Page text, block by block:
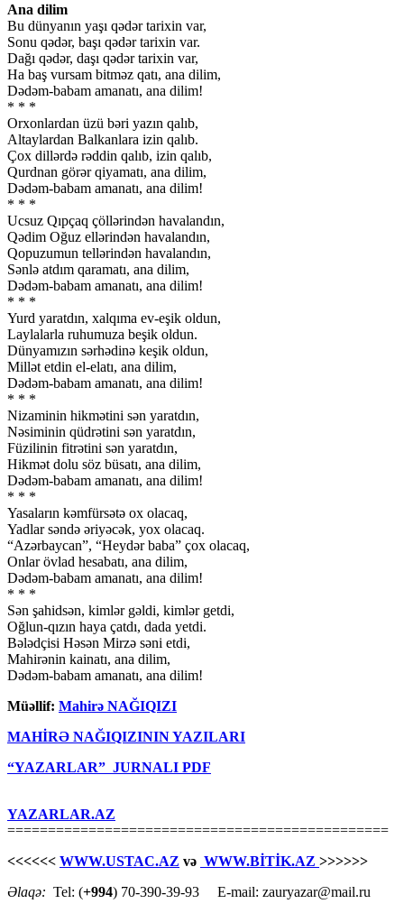
Ana dilim
Bu dünyanın yaşı qədər tarixin var,
Sonu qədər, başı qədər tarixin var.
Dağı qədər, daşı qədər tarixin var,
Ha baş vursam bitməz qatı, ana dilim,
Dədəm-babam amanatı, ana dilim!
* * *
Orxonlardan üzü bəri yazın qalıb,
Altaylardan Balkanlara izin qalıb.
Çox dillərdə rəddin qalıb, izin qalıb,
Qurdnan görər qiyamatı, ana dilim,
Dədəm-babam amanatı, ana dilim!
* * *
Ucsuz Qıpçaq çöllərindən havalandın,
Qədim Oğuz ellərindən havalandın,
Qopuzumun tellərindən havalandın,
Sənlə atdım qaramatı, ana dilim,
Dədəm-babam amanatı, ana dilim!
* * *
Yurd yaratdın, xalqıma ev-eşik oldun,
Laylalarla ruhumuza beşik oldun.
Dünyamızın sərhədinə keşik oldun,
Millət etdin el-elatı, ana dilim,
Dədəm-babam amanatı, ana dilim!
* * *
Nizaminin hikmətini sən yaratdın,
Nəsiminin qüdrətini sən yaratdın,
Füzilinin fitrətini sən yaratdın,
Hikmət dolu söz büsatı, ana dilim,
Dədəm-babam amanatı, ana dilim!
* * *
Yasaların kəmfürsətə ox olacaq,
Yadlar səndə əriyəcək, yox olacaq.
“Azərbaycan”, “Heydər baba” çox olacaq,
Onlar övlad hesabatı, ana dilim,
Dədəm-babam amanatı, ana dilim!
* * *
Sən şahidsən, kimlər gəldi, kimlər getdi,
Oğlun-qızın haya çatdı, dada yetdi.
Bələdçisi Həsən Mirzə səni etdi,
Mahirənin kainatı, ana dilim,
Dədəm-babam amanatı, ana dilim!
Müəllif: Mahirə NAĞIQIZI
MAHİRƏ NAĞIQIZININ YAZILARI
“YAZARLAR” JURNALI PDF
YAZARLAR.AZ
===============================================
<<<<<< WWW.USTAC.AZ və WWW.BİTİK.AZ >>>>>>
Əlaqə: Tel: (+994) 70-390-39-93 E-mail: zauryazar@mail.ru